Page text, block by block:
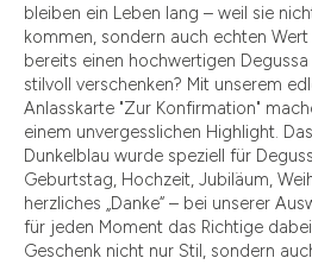
bleiben ein Leben lang – weil sie
kommen, sondern auch echten
bereits einen hochwertigen
stilvoll verschenken? Mit unserem
Anlasskarte "Zur Konfirmation"
einem unvergesslichen Highlight.
Dunkelblau wurde speziell für
Geburtstag, Hochzeit, Jubiläum,
herzliches „Danke“ – bei unserer
für jeden Moment das Richtige
Geschenk nicht nur Stil, sondern